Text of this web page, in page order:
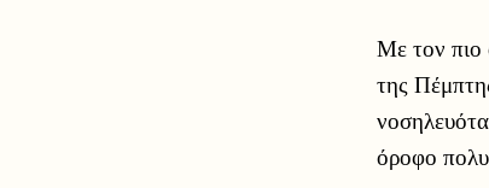
Με τον πιο
της
όροφο